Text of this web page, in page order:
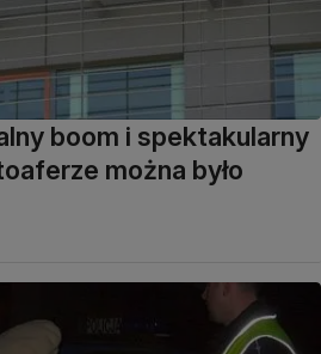
boom i spektakularny
można było